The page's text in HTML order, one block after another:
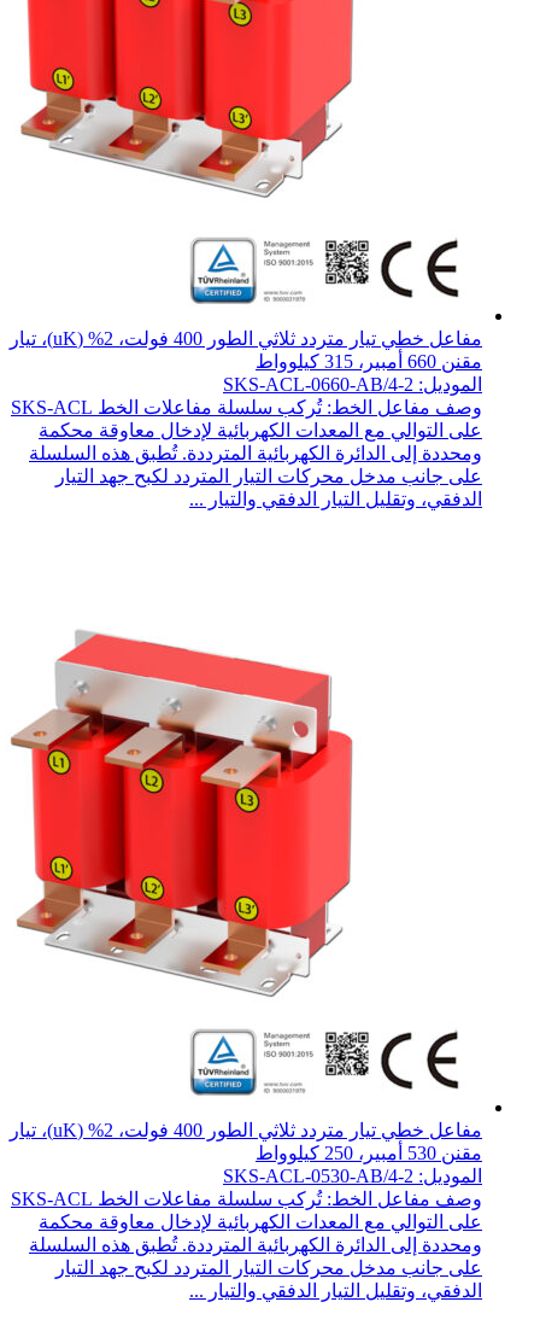
مفاعل خطي تيار متردد ثلاثي الطور 400 فولت، 2% (uK)، تيار
مقنن 660 أمبير، 315 كيلوواط
الموديل: SKS-ACL-0660-AB/4-2
وصف مفاعل الخط: تُركب سلسلة مفاعلات الخط SKS-ACL
على التوالي مع المعدات الكهربائية لإدخال معاوقة محكمة
ومحددة إلى الدائرة الكهربائية المترددة. تُطبق هذه السلسلة
على جانب مدخل محركات التيار المتردد لكبح جهد التيار
الدفقي، وتقليل التيار الدفقي والتيار ...
مفاعل خطي تيار متردد ثلاثي الطور 400 فولت، 2% (uK)، تيار
مقنن 530 أمبير، 250 كيلوواط
الموديل: SKS-ACL-0530-AB/4-2
وصف مفاعل الخط: تُركب سلسلة مفاعلات الخط SKS-ACL
على التوالي مع المعدات الكهربائية لإدخال معاوقة محكمة
ومحددة إلى الدائرة الكهربائية المترددة. تُطبق هذه السلسلة
على جانب مدخل محركات التيار المتردد لكبح جهد التيار
الدفقي، وتقليل التيار الدفقي والتيار ...